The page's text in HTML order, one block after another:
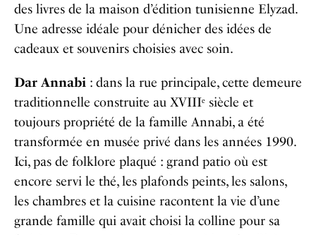
des livres de la maison d’édition tunisienne Elyzad.
Une adresse idéale pour dénicher des idées de
cadeaux et souvenirs choisies avec soin.
Dar Annabi : dans la rue principale, cette demeure
traditionnelle construite au XVIIIᵉ siècle et
toujours propriété de la famille Annabi, a été
transformée en musée privé dans les années 1990.
Ici, pas de folklore plaqué : grand patio où est
encore servi le thé, les plafonds peints, les salons,
les chambres et la cuisine racontent la vie d’une
grande famille qui avait choisi la colline pour sa